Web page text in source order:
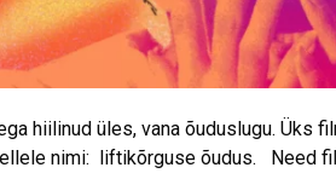
hiilinud üles, vana õuduslugu. Üks
nimi: liftikõrguse õudus. Need